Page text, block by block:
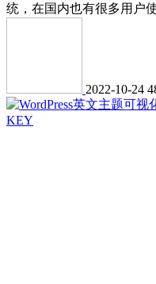
统，在国内也有很多用户
2022-10-24